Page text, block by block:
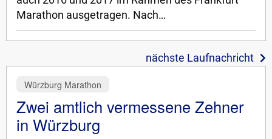
Marathon ausgetragen. Nach…
nächste Laufnachricht
Würzburg Marathon
Zwei amtlich vermessene Zehner
in Würzburg